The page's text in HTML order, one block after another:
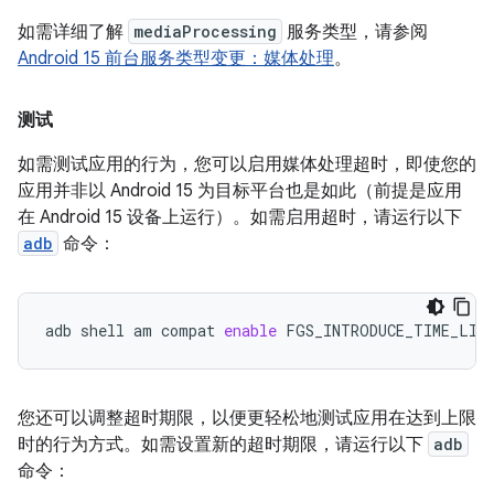
如需详细了解 mediaProcessing 服务类型，请参阅
Android 15 前台服务类型变更：媒体处理。
测试
如需测试应用的行为，您可以启用媒体处理超时，即使您的
应用并非以 Android 15 为目标平台也是如此（前提是应用
在 Android 15 设备上运行）。如需启用超时，请运行以下
adb 命令：
adb shell am compat enable
您还可以调整超时期限，以便更轻松地测试应用在达到上限
时的行为方式。如需设置新的超时期限，请运行以下 adb
命令：